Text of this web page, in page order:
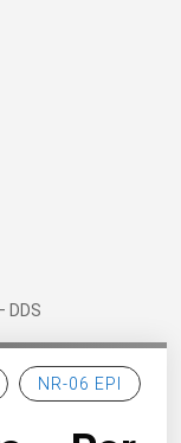
DDS
NR-06 EPI